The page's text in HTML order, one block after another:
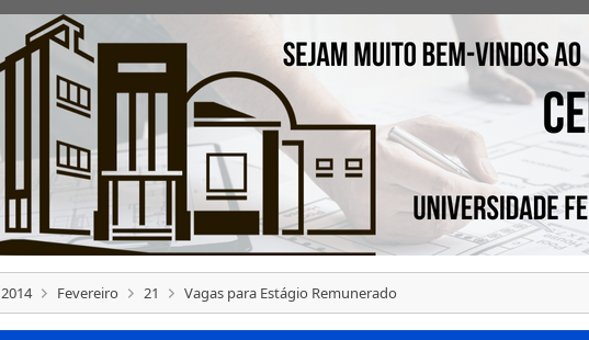
2014 Fevereiro 21 Vagas para Estágio Remunerado